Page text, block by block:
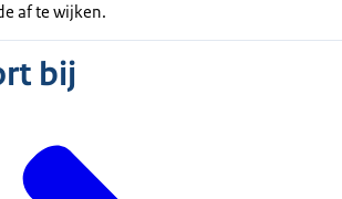
af te wijken.
bij